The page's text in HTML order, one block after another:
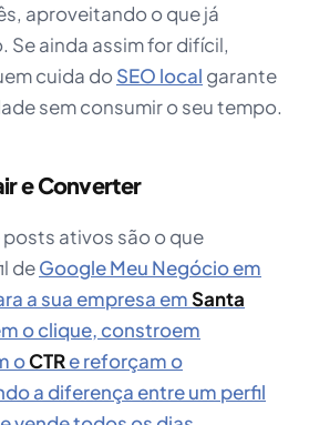
aproveitando o que já
ainda assim for difícil,
cuida doSEO local garante
sem consumir o seu tempo.
e Converter
ativos são o que
deGoogle Meu Negócio em
a sua empresa emSanta
o clique, constroem
oCTRe reforçam o
a diferença entre um perfil